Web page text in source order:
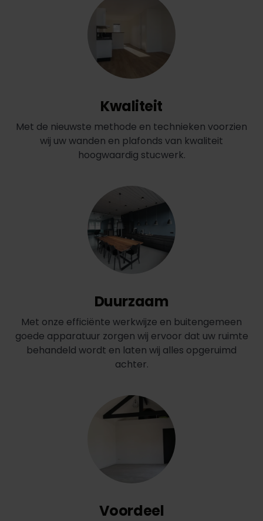
Kwaliteit
Met de nieuwste methode en technieken voorzien
wij uw wanden en plafonds van kwaliteit
hoogwaardig stucwerk.
Duurzaam
Met onze efficiënte werkwijze en buitengemeen
goede apparatuur zorgen wij ervoor dat uw ruimte
behandeld wordt en laten wij alles opgeruimd
achter.
Voordeel